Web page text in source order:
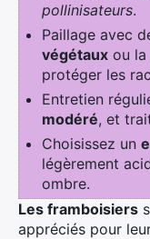
pollinisateurs.
Paillage avec
végétaux ou
protéger les
Entretien
modéré, et
Choisissez un
légèrement
ombre.
Les framboisiers
appréciés pour